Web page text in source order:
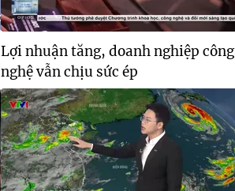
Lợi nhuận tăng, doanh nghiệp công
nghệ vẫn chịu sức ép